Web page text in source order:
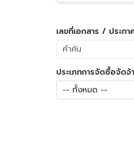
เลขที่เอกสาร / ประก
ประเภทการจัดซื้อจัดจ้
-- ทั้งหมด --